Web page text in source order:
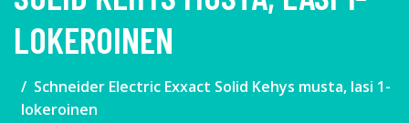
LOKEROINEN
Schneider Electric Exxact Solid Kehys musta, lasi 1-
lokeroinen